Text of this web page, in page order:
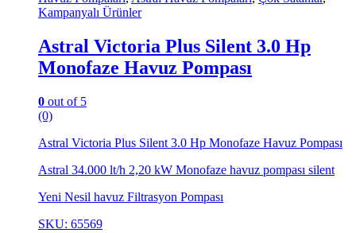
Kampanyalı Ürünler
Astral Victoria Plus Silent 3.0 Hp
Monofaze Havuz Pompası
0 out of 5
(0)
Astral Victoria Plus Silent 3.0 Hp Monofaze Havuz Pompası
Astral 34.000 lt/h 2,20 kW Monofaze havuz pompası silent
Yeni Nesil havuz Filtrasyon Pompası
SKU: 65569